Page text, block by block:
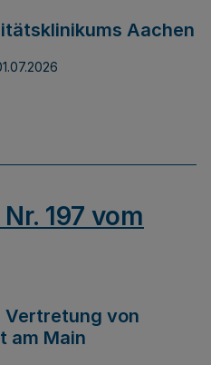
Aachen
197 vom
Vertretung von
am Main